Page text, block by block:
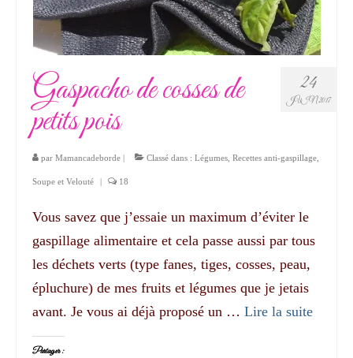
24
JUIN 2017
Gaspacho de cosses de
petits pois
par Mamancadeborde | Classé dans : Légumes Recettes anti-gaspillage
Soupe et Velouté | 18
Vous savez que j’essaie un maximum d’éviter le
gaspillage alimentaire et cela passe aussi par tous
les déchets verts (type fanes, tiges, cosses, peau,
épluchure) de mes fruits et légumes que je jetais
avant. Je vous ai déjà proposé un … Lire la suite­­
Partager :